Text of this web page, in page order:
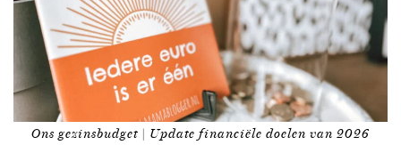
Ons gezinsbudget | Update financiële doelen van 2026